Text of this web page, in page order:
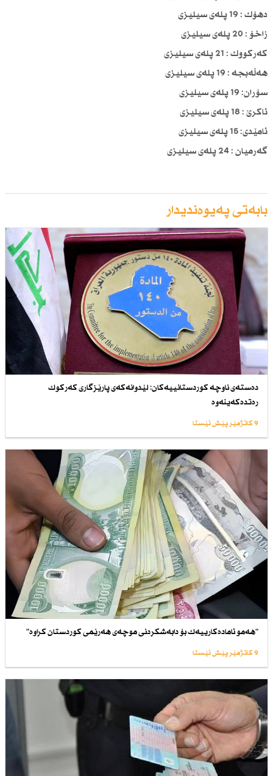
دهۆك : 19 پلەی سیلیزی
زاخۆ : 20 پلەی سیلیزی
كەركووك : 21 پلەی سیلیزی
هەڵەبجە : 19 پلەی سیلیزی
سۆران: 19 پلەی سیلیزی
ئاكرێ : 18 پلەی سیلیزی
ئامێدی: 15 پلەی سیلیزی
گەرمیان : 24 پلەی سیلیزی
بابەتی پەیوەندیدار
دەستەی ناوچە كوردستانییەكان: لێدوانەكەی پارێزگاری كەركوك
رەتدەكەینەوە
9 کاتژمێر پێش ئێستا
"هەمو ئامادەكارییەك بۆ دابەشكردنی موچەی هەرێمی كوردستان كراوە"
9 کاتژمێر پێش ئێستا